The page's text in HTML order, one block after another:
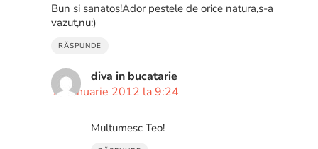
Bun si sanatos!Ador pestele de orice natura,s-a
vazut,nu:)
RĂSPUNDE
diva in bucatarie
17 ianuarie 2012 la 9:24
Multumesc Teo!